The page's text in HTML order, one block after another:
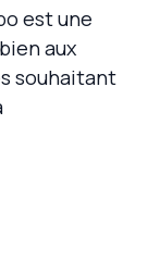
est une
aux
souhaitant